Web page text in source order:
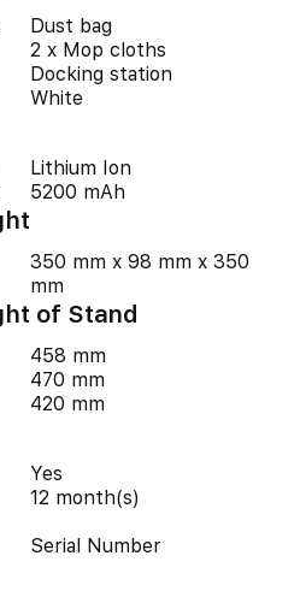
Dust bag
2 x Mop cloths
Docking station
White
Lithium Ion
5200 mAh
350 mm x 98 mm x 350
mm
of Stand
458 mm
470 mm
420 mm
Yes
12 month(s)
Serial Number